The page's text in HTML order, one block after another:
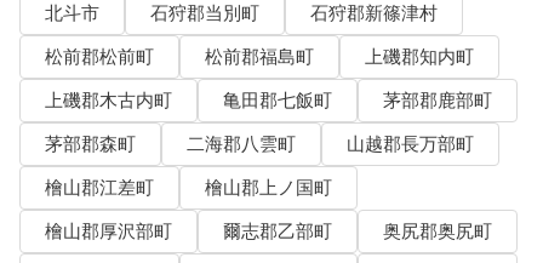
北斗市
石狩郡当別町
石狩郡新篠津村
松前郡松前町
松前郡福島町
上磯郡知内町
上磯郡木古内町
亀田郡七飯町
茅部郡鹿部町
茅部郡森町
二海郡八雲町
山越郡長万部町
檜山郡江差町
檜山郡上ノ国町
檜山郡厚沢部町
爾志郡乙部町
奥尻郡奥尻町